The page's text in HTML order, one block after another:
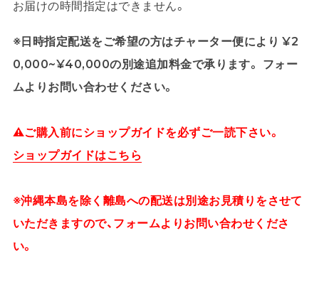
お届けの時間指定はできません。
※日時指定配送をご希望の方はチャーター便により ¥2
0,000~¥40,000の別途追加料金で承ります。 フォー
ムよりお問い合わせください。
⚠ご購入前にショップガイドを必ずご一読下さい。
ショップガイドはこちら
※沖縄本島を除く離島への配送は別途お見積りをさせて
いただきますので、フォームよりお問い合わせくださ
い。